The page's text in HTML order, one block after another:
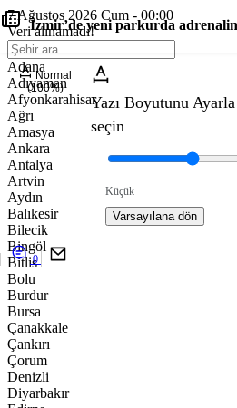
7 Ağustos 2026 Cum - 00:00
Veri alınamadı!
Adana
Adıyaman
Afyonkarahisar
Ağrı
Amasya
Ankara
Antalya
Artvin
Aydın
Balıkesir
Bilecik
Bingöl
Bitlis
Bolu
Burdur
Bursa
Çanakkale
Çankırı
Çorum
Denizli
Diyarbakır
İzmir’de yeni parkurda
Normal
(100%)
Yazı Boyutunu Ayarla
seçin
Küçük
Varsayılana dön
0